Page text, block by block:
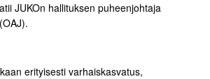
JUKOn hallituksen puheenjohtaja
(OAJ).
erityisesti varhaiskasvatus,